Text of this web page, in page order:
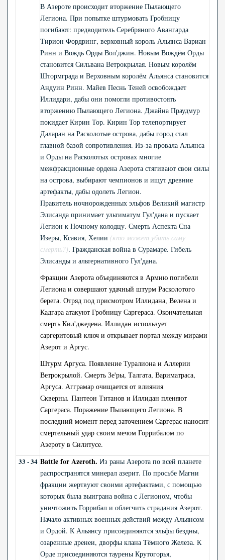
В Азероте происходит вторжение Пылающего
Легиона. При попытке штурмовать Гробницу
погибают: предводитель Серебряного Авангарда
Тирион Фордринг, верховный король Альянса Вариан
Ринн и Вождь Орды Вол'джин. Новым Вождём Орды
становится Сильвана Ветрокрылая. Новым королём
Штормграда и Верховным королём Альянса становится
Андуин Ринн. Майев Песнь Теней освобождает
Иллидари, дабы они помогли противостоять
вторжению Пылающего Легиона. Джайна Праудмур
покидает Кирин Тор. Кирин Тор телепортирует
Даларан на Расколотые острова, дабы город стал
главной базой сопротивления. Из-за провала Альянса
и Орды на Расколотых островах многие
межфракционные ордена Азерота стягивают свои силы
на острова, выбирают чемпионов и ищут древние
артефакты, дабы одолеть Легион.
Правитель ночнорожденных эльфов Великий магистр
Элисанда принимает ультиматум Гул'дана и пускает
Легион к Ночному колодцу. Смерть Аспекта Сна
Изеры, Ксавия, Хелии (кто может убить саму
смерть?). Гражданская война в Сурамаре. Гибель
Элисанды и альтернативного Гул'дана.
Фракции Азерота объединяются в Армию погибели
Легиона и совершают удачный штурм Расколотого
берега. Отряд под присмотром Иллидана, Велена и
Кадгара атакуют Гробницу Саргераса. Окончательная
смерть Кил'джедена. Иллидан использует
саргеритовый ключ и открывает портал между мирами
Азерот и Аргус.
Штурм Аргуса. Появление Туралиона и Аллерии
Ветрокрылой. Смерть Зе'ры, Талгата, Вариматраса,
Аргуса. Агграмар очищается от влияния
Скверны. Пантеон Титанов и Иллидан пленяют
Саргераса. Поражение Пылающего Легиона. В
последний момент перед заточением Саргерас наносит
смертельный удар своим мечом Горрибалом по
Азероту в Силитусе.
33 - 34 Battle for Azeroth. Из раны Азерота по всей планете
распространятся минерал азерит. По просьбе Магни
фракции жертвуют своими артефактами, с помощью
которых была выиграна война с Легионом, чтобы
уничтожить Горрибал и облегчить страдания Азерот.
Начало активных военных действий между Альянсом
и Ордой. К Альянсу присоединяются эльфы бездны,
озаренные дренеи, дворфы клана Тёмного Железа. К
Орде присоединяются таурены Крутогорья,